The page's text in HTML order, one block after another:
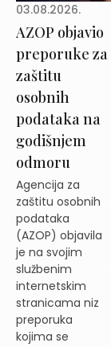
03.08.2026.
AZOP objavio
preporuke za
zaštitu
osobnih
podataka na
godišnjem
odmoru
Agencija za
zaštitu osobnih
podataka
(AZOP) objavila
je na svojim
službenim
internetskim
stranicama niz
preporuka
kojima se